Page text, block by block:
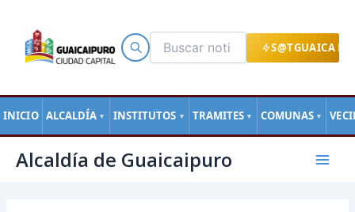
S@TGUAICA
INICIO ALCALDÍA ▼ INSTITUTOS ▼ TRAMITES ▼ COMUNAS ▼
contenido
Alcaldía de Guaicaipuro
Main
de